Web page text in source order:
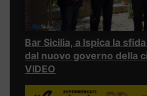
Bar Sicilia, a Ispica la
dal nuovo governo della
VIDEO